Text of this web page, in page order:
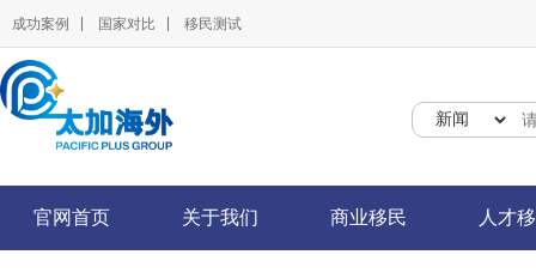
成功案例 国家对比 移民测试
官网首页 关于我们 商业移民 人才